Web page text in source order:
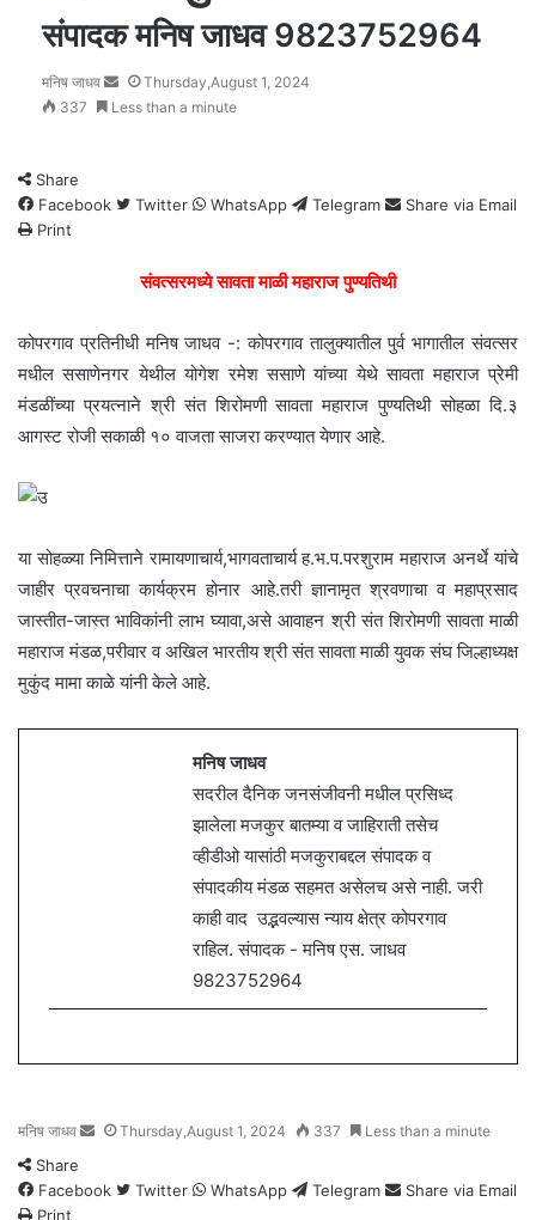
संपादक मनिष जाधव 9823752964
मनिष जाधव
Send
an
Thursday,August 1, 2024
337
Less than a minute
Share
Facebook
Twitter WhatsApp Telegram
Share via Email
Print
संवत्सरमध्ये सावता माळी महाराज पुण्यतिथी
कोपरगाव प्रतिनीधी मनिष जाधव -: कोपरगाव तालुक्यातील पुर्व भागातील संवत्सर
मधील ससाणेनगर येथील योगेश रमेश ससाणे यांच्या येथे सावता महाराज प्रेमी
मंडळींच्या प्रयत्नाने श्री संत शिरोमणी सावता महाराज पुण्यतिथी सोहळा दि.३
आगस्ट रोजी सकाळी १० वाजता साजरा करण्यात येणार आहे.
या सोहळ्या निमित्ताने रामायणाचार्य,भागवताचार्य ह.भ.प.परशुराम महाराज अनर्थे यांचे
जाहीर प्रवचनाचा कार्यक्रम होनार आहे.तरी ज्ञानामृत श्रवणाचा व महाप्रसाद
जास्तीत-जास्त भाविकांनी लाभ घ्यावा,असे आवाहन श्री संत शिरोमणी सावता माळी
महाराज मंडळ,परीवार व अखिल भारतीय श्री संत सावता माळी युवक संघ जिल्हाध्यक्ष
मुकुंद मामा काळे यांनी केले आहे.
मनिष जाधव
सदरील दैनिक जनसंजीवनी मधील प्रसिध्द
झालेला मजकुर बातम्या व जाहिराती तसेच
व्हीडीओ यासांठी मजकुराबद्दल संपादक व
संपादकीय मंडळ सहमत असेलच असे नाही. जरी
काही वाद उद्भवल्यास न्याय क्षेत्र कोपरगाव
राहिल. संपादक - मनिष एस. जाधव
9823752964
मनिष जाधव Thursday,August 1, 2024 337 Less than a minute
Share
Facebook
Twitter WhatsApp Telegram
Share via Email
Print